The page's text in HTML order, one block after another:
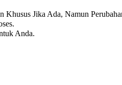
Jika Ada, Namun
Anda.